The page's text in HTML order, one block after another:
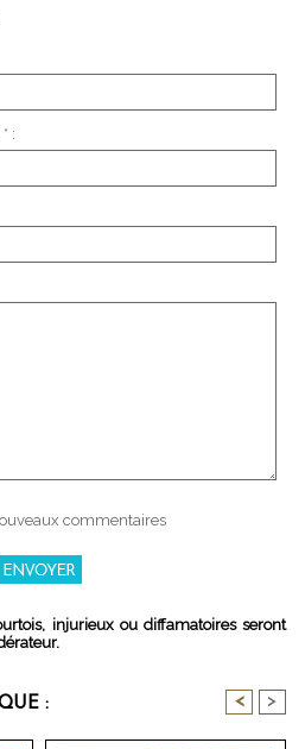
:
commentaires
injurieux ou diffamatoires seront
: < >